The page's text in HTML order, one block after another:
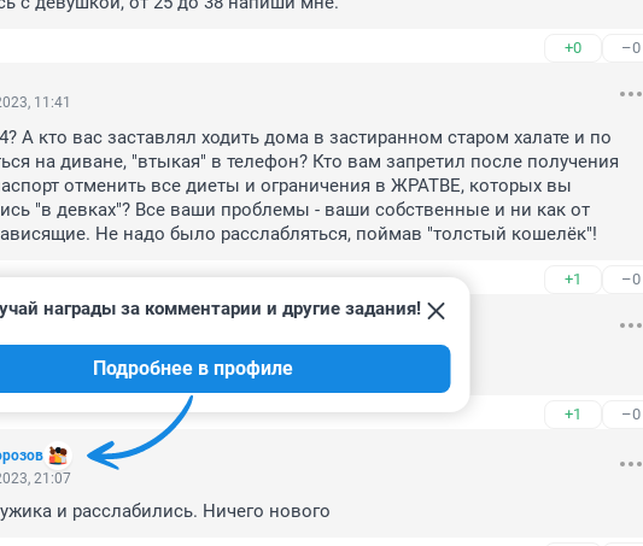
+0 –0
11:41
А кто вас заставлял ходить дома в застиранном старом халате и по
на диване, "втыкая" в телефон? Кто вам запретил после получения
отменить все диеты и ограничения в ЖРАТВЕ, которых вы
"в девках"? Все ваши проблемы - ваши собственные и ни как от
Не надо было расслабляться, поймав "толстый кошелёк"!
+1 –0
задолго до брака порченные😀
+1 –0
награды за комментарии и другие задания!
Подробнее в профиле
21:07
и расслабились. Ничего нового